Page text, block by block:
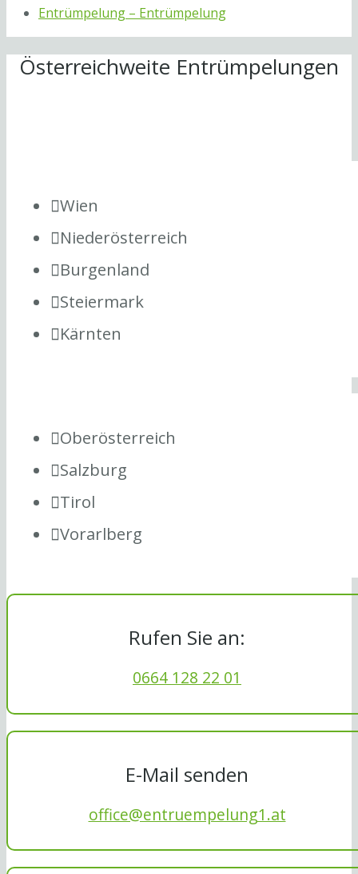
Entrümpelung – Entrümpelung
Österreichweite Entrümpelungen
Wien
Niederösterreich
Burgenland
Steiermark
Kärnten
Oberösterreich
Salzburg
Tirol
Vorarlberg
Rufen Sie an:
0664 128 22 01
E-Mail senden
office@entruempelung1.at